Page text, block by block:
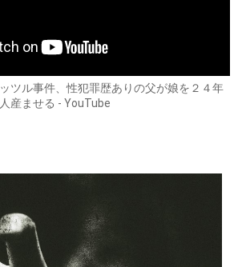
ツル事件、性犯罪歴ありの父が娘を２４年
産ませる - YouTube